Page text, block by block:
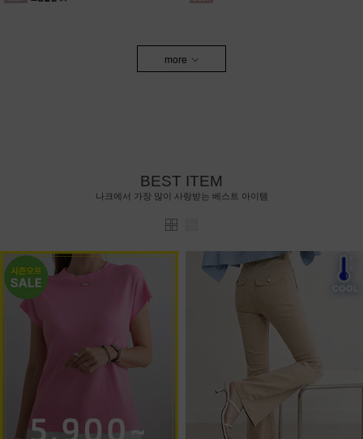
more
BEST ITEM
나크에서 가장 많이 사랑받는 베스트 아이템